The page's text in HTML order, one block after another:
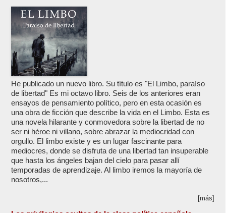
He publicado un nuevo libro. Su título es "El Limbo, paraíso
de libertad" Es mi octavo libro. Seis de los anteriores eran
ensayos de pensamiento político, pero en esta ocasión es
una obra de ficción que describe la vida en el Limbo. Esta es
una novela hilarante y conmovedora sobre la libertad de no
ser ni héroe ni villano, sobre abrazar la mediocridad con
orgullo. El limbo existe y es un lugar fascinante para
mediocres, donde se disfruta de una libertad tan insuperable
que hasta los ángeles bajan del cielo para pasar allí
temporadas de aprendizaje. Al limbo iremos la mayoría de
nosotros,...
[más]